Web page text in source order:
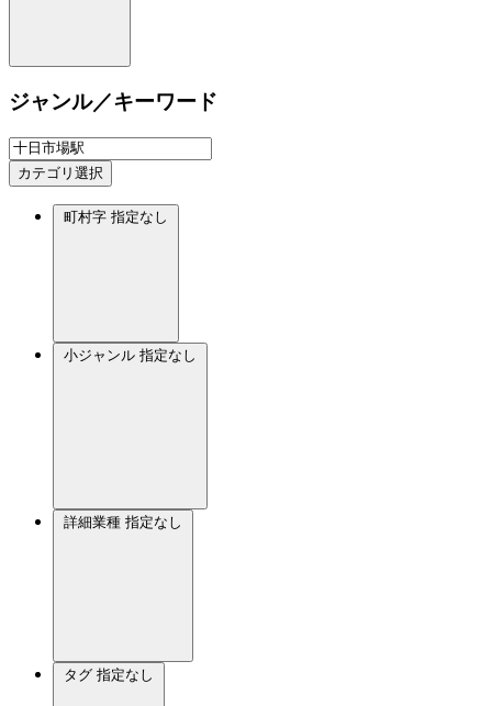
ジャンル／キーワード
カテゴリ選択
町村字 指定なし
小ジャンル 指定なし
詳細業種 指定なし
タグ 指定なし